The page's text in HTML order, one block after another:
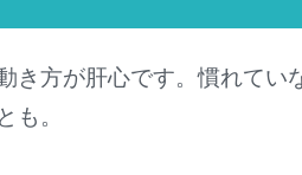
き方が肝心です。慣れてい
も。